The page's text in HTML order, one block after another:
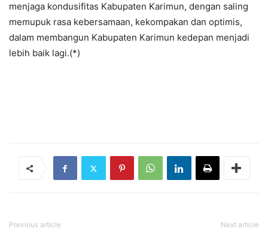
menjaga kondusifitas Kabupaten Karimun, dengan saling
memupuk rasa kebersamaan, kekompakan dan optimis,
dalam membangun Kabupaten Karimun kedepan menjadi
lebih baik lagi.(*)
Previous article Next article